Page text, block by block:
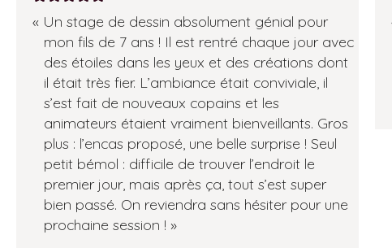
Note:
sur
Un stage de dessin absolument génial pour
mon fils de 7 ans ! Il est rentré chaque jour avec
des étoiles dans les yeux et des créations dont
il était très fier. L’ambiance était conviviale, il
s’est fait de nouveaux copains et les
animateurs étaient vraiment bienveillants. Gros
plus : l’encas proposé, une belle surprise ! Seul
petit bémol : difficile de trouver l’endroit le
premier jour, mais après ça, tout s’est super
bien passé. On reviendra sans hésiter pour une
prochaine session !